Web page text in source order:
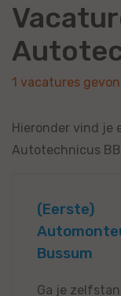
1 vacatures
Hieronder vind je
Autotechnicus
(Eerste)
Bussum
Ga je